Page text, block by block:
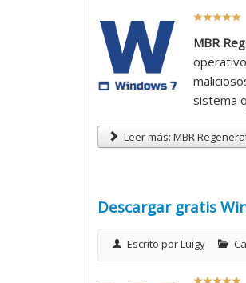
a
o
5
5
MBR
operativo
sistema
Leer más: MBR
Descargar gratis
Escrito porLuigy